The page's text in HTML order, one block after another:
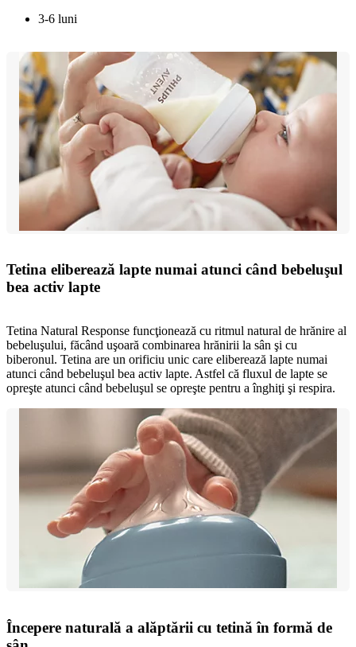
3-6 luni
Tetina eliberează lapte numai atunci când bebeluşul
bea activ lapte
Tetina Natural Response funcţionează cu ritmul natural de hrănire al
bebeluşului, făcând uşoară combinarea hrănirii la sân şi cu
biberonul. Tetina are un orificiu unic care eliberează lapte numai
atunci când bebeluşul bea activ lapte. Astfel că fluxul de lapte se
opreşte atunci când bebeluşul se opreşte pentru a înghiţi şi respira.
Începere naturală a alăptării cu tetină în formă de